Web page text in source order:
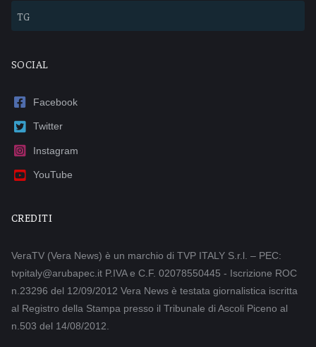
TG
SOCIAL
Facebook
Twitter
Instagram
YouTube
CREDITI
VeraTV (Vera News) è un marchio di TVP ITALY S.r.l. – PEC:
tvpitaly@arubapec.it P.IVA e C.F. 02078550445 - Iscrizione ROC
n.23296 del 12/09/2012 Vera News è testata giornalistica iscritta
al Registro della Stampa presso il Tribunale di Ascoli Piceno al
n.503 del 14/08/2012.